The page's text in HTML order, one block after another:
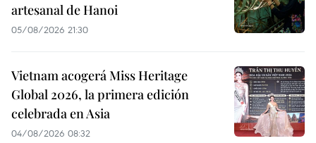
artesanal de Hanoi
05/08/2026 21:30
Vietnam acogerá Miss Heritage
Global 2026, la primera edición
celebrada en Asia
04/08/2026 08:32